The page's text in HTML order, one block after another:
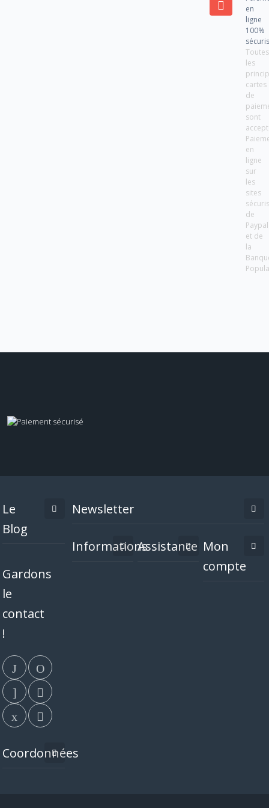
en
ligne
100%
Toutes
les
cartes
de
sont
en
ligne
sur
les
sites
de
Paypal
et de
la
Le
Blog
Gardons
le
contact
!
Coordonnées
Newsletter
InformationsAssistance Mon
compte